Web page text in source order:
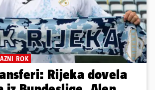
ROK
Rijeka dovela